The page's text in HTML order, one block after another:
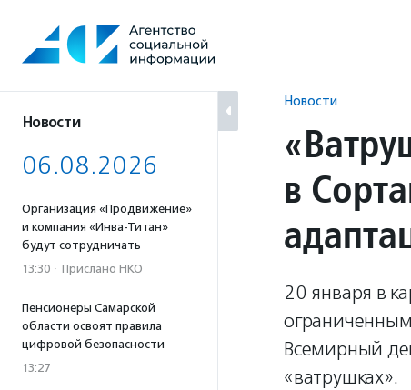
содержанию
Новости
06.08.2026
Организация «Продвижение»
и компания «Инва-Титан»
будут сотрудничать
13:30 · Прислано НКО
Пенсионеры Самарской
области освоят правила
цифровой безопасности
13:27
Новости
в
20 января в
Всемирный
«ватрушках».